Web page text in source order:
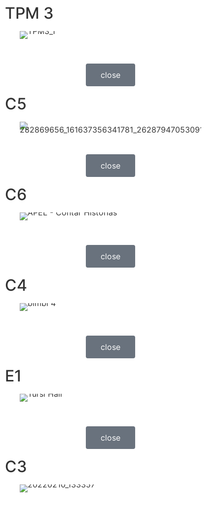
TPM 3
close
C5
close
C6
close
C4
close
E1
close
C3